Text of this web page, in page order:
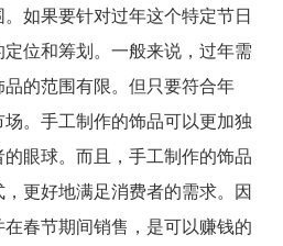
如果要针对过年这个特定节日
位和筹划。一般来说，过年需
的范围有限。但只要符合年
。手工制作的饰品可以更加独
眼球。而且，手工制作的饰品
更好地满足消费者的需求。因
春节期间销售，是可以赚钱的